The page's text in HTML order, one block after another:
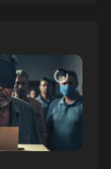
par Ines Aissani
on 03/10/2024